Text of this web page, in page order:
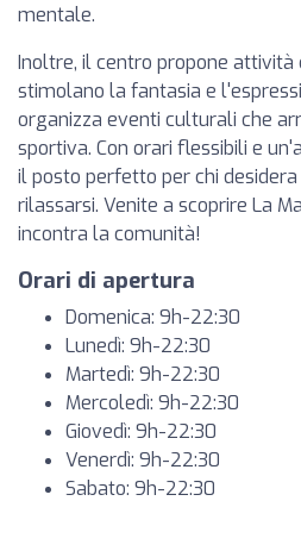
mentale.
Inoltre, il centro propone
stimolano la fantasia e
organizza eventi culturali che
sportiva. Con orari flessibili e
il posto perfetto per chi
rilassarsi. Venite a scoprire La
incontra la comunità!
Orari di apertura
Domenica: 9h-22:30
Lunedì: 9h-22:30
Martedì: 9h-22:30
Mercoledì: 9h-22:30
Giovedì: 9h-22:30
Venerdì: 9h-22:30
Sabato: 9h-22:30